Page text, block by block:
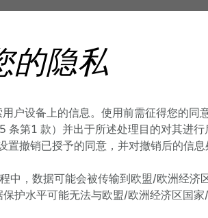
聚合物光纤 耐高温
按图生产
出版物
的隐私
户设备上的信息。使用前需征得您的同
条第1 款）并出于所述处理目的对其进
置撤销已授予的同意，并对撤销后的信息
中，数据可能会被传输到欧盟/欧洲经济
护水平可能无法与欧盟/欧洲经济区国